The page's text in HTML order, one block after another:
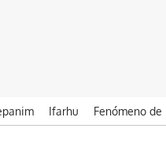
Ifarhu Fenómeno de